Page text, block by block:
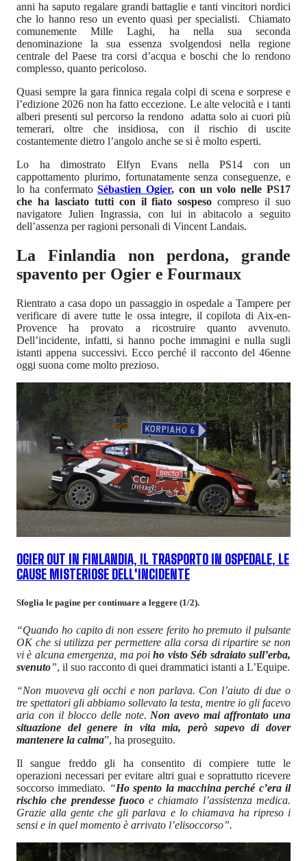
anni ha saputo regalare grandi battaglie e tanti vincitori nordici
che lo hanno reso un evento quasi per specialisti. Chiamato
comunemente Mille Laghi, ha nella sua seconda
denominazione la sua essenza svolgendosi nella regione
centrale del Paese tra corsi d’acqua e boschi che lo rendono
complesso, quanto pericoloso.
Quasi sempre la gara finnica regala colpi di scena e sorprese e
l’edizione 2026 non ha fatto eccezione. Le alte velocità e i tanti
alberi presenti sul percorso la rendono adatta solo ai cuori più
temerari, oltre che insidiosa, con il rischio di uscite
costantemente dietro l’angolo anche se si è molto esperti.
Lo ha dimostrato Elfyn Evans nella PS14 con un
cappottamento plurimo, fortunatamente senza conseguenze, e
lo ha confermato Sébastien Ogier, con un volo nelle PS17
che ha lasciato tutti con il fiato sospesocompreso il suo
navigatore Julien Ingrassia, con lui in abitacolo a seguito
dell’assenza per ragioni personali di Vincent Landais.
La Finlandia non perdona, grande
spavento per Ogier e Fourmaux
Rientrato a casa dopo un passaggio in ospedale a Tampere per
verificare di avere tutte le ossa integre, il copilota di Aix-en-
Provence ha provato a ricostruire quanto avvenuto.
Dell’incidente, infatti, si hanno poche immagini e nulla sugli
istanti appena successivi. Ecco perché il racconto del 46enne
oggi suona come molto prezioso.
OGIER OUT IN FINLANDIA, IL TRASPORTO IN OSPEDALE, LE
CAUSE MISTERIOSE DELL'INCIDENTE
Sfoglia le pagine per continuare a leggere (1/2).
“Quando ho capito di non essere ferito ho premuto il pulsante
OK che si utilizza per permettere alla corsa di ripartire se non
vi è alcuna emergenza, ma poi ho visto Séb sdraiato sull’erba,
svenuto”, il suo racconto di quei drammatici istanti a L’Equipe.
“Non muoveva gli occhi e non parlava. Con l’aiuto di due o
tre spettatori gli abbiamo sollevato la testa, mentre io gli facevo
aria con il blocco delle note. Non avevo mai affrontato una
situazione del genere in vita mia, però sapevo di dover
mantenere la calma”, ha proseguito.
Il sangue freddo gli ha consentito di compiere tutte le
operazioni necessari per evitare altri guai e soprattutto ricevere
soccorso immediato. “Ho spento la macchina perché c’era il
rischio che prendesse fuocoe chiamato l’assistenza medica.
Grazie alla gente che gli parlava e lo chiamava ha ripreso i
sensi e in quel momento è arrivato l’elisoccorso”.